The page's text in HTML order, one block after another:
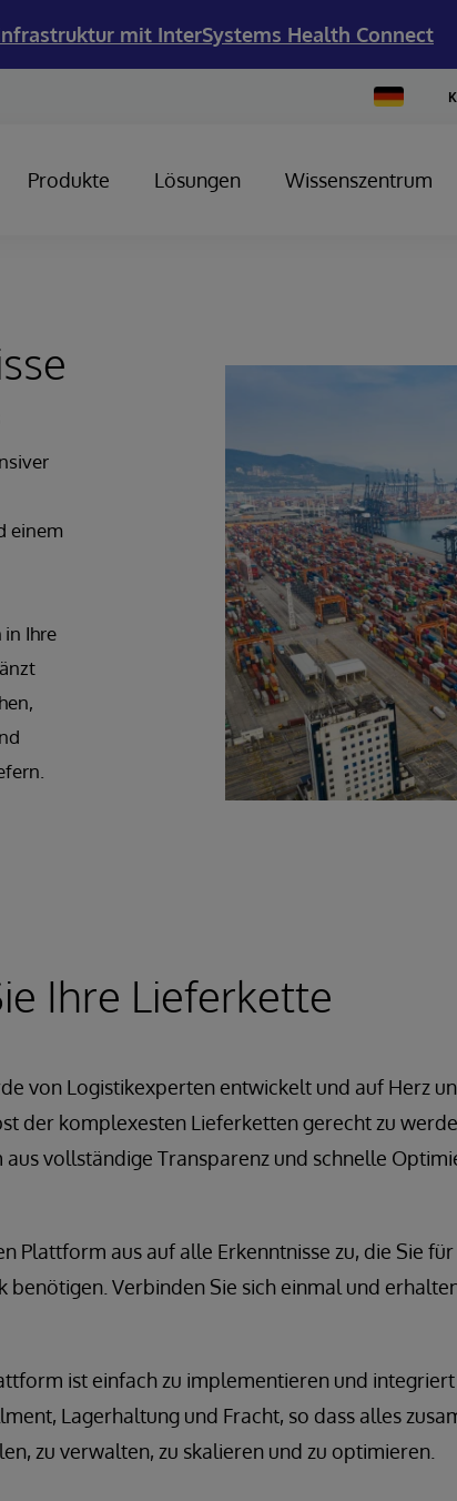
mit InterSystems Health Connect
Change
Country
Produkte Lösungen Wissenszentrum
einem
Ihre
Ihre Lieferkette
von Logistikexperten entwickelt und auf Herz
der komplexesten Lieferketten gerecht zu
vollständige Transparenz und schnelle
Plattform aus auf alle Erkenntnisse zu, die Sie
benötigen. Verbinden Sie sich einmal und
ist einfach zu implementieren und
Lagerhaltung und Fracht, so dass alles
zu verwalten, zu skalieren und zu optimieren.